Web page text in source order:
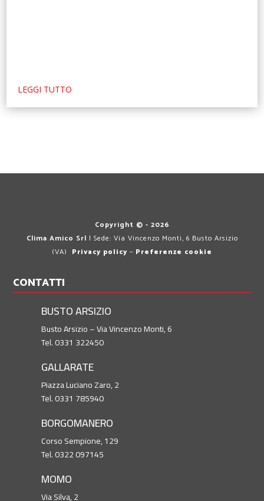
LEGGI TUTTO
Copyright © - 2026
Clima Amico Srl | Sede: Via Vincenzo Monti, 6 Busto Arsizio
(VA) Privacy policy – Preferenze cookie
CONTATTI
BUSTO ARSIZIO
Busto Arsizio – Via Vincenzo Monti, 6
Tel. 0331 322450
GALLARATE
Piazza Luciano Zaro, 2
Tel. 0331 785940
BORGOMANERO
Corso Sempione, 129
Tel. 0322 097145
MOMO
Via Silva, 2